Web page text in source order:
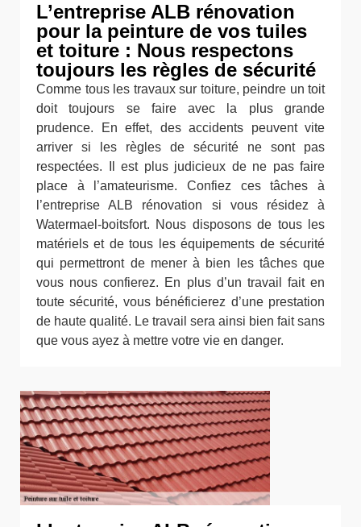
L’entreprise ALB rénovation
pour la peinture de vos tuiles
et toiture : Nous respectons
toujours les règles de sécurité
Comme tous les travaux sur toiture, peindre un toit
doit toujours se faire avec la plus grande
prudence. En effet, des accidents peuvent vite
arriver si les règles de sécurité ne sont pas
respectées. Il est plus judicieux de ne pas faire
place à l’amateurisme. Confiez ces tâches à
l’entreprise ALB rénovation si vous résidez à
Watermael-boitsfort. Nous disposons de tous les
matériels et de tous les équipements de sécurité
qui permettront de mener à bien les tâches que
vous nous confierez. En plus d’un travail fait en
toute sécurité, vous bénéficierez d’une prestation
de haute qualité. Le travail sera ainsi bien fait sans
que vous ayez à mettre votre vie en danger.